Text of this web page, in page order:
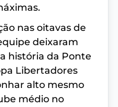
nas oitavas de
deixaram
história da Ponte
Libertadores
alto mesmo
médio no